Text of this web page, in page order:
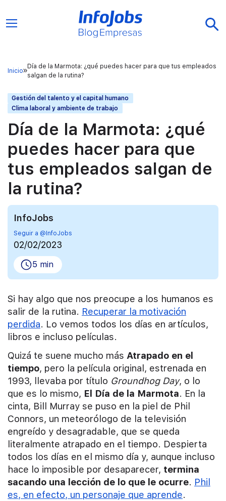
Inicio
Día de la Marmota: ¿qué puedes hacer para que tus empleados
salgan de la rutina?
Gestión del talento y el capital humano
Clima laboral y ambiente de trabajo
Día de la Marmota: ¿qué
puedes hacer para que
tus empleados salgan de
la rutina?
InfoJobs
Seguir a @InfoJobs
02/02/2023
5 min
Si hay algo que nos preocupe a los humanos es
salir de la rutina. Recuperar la motivación
perdida. Lo vemos todos los días en artículos,
libros e incluso películas.
Quizá te suene mucho más Atrapado en el
tiempo, pero la película original, estrenada en
1993, llevaba por título Groundhog Day, o lo
que es lo mismo, El Día de la Marmota. En la
cinta, Bill Murray se puso en la piel de Phil
Connors, un meteorólogo de la televisión
engreído y desagradable, que se queda
literalmente atrapado en el tiempo. Despierta
todos los días en el mismo día y, aunque incluso
hace lo imposible por desaparecer, termina
sacando una lección de lo que le ocurre. Phil
es, en efecto, un personaje que aprende.